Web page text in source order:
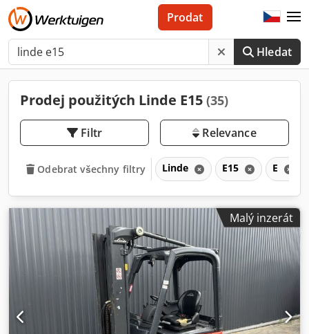
Hledat
Prodat
Prodej použitých Linde E15 (35)
Filtr Relevance
Odebrat všechny filtry Linde E15 E
Malý inzerát